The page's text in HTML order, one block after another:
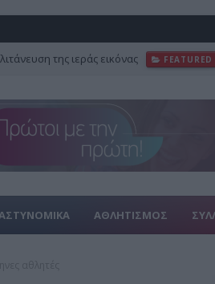
της ιεράς εικόνας FEATURED
ΑΘΛΗΤΙΣΜΟΣ